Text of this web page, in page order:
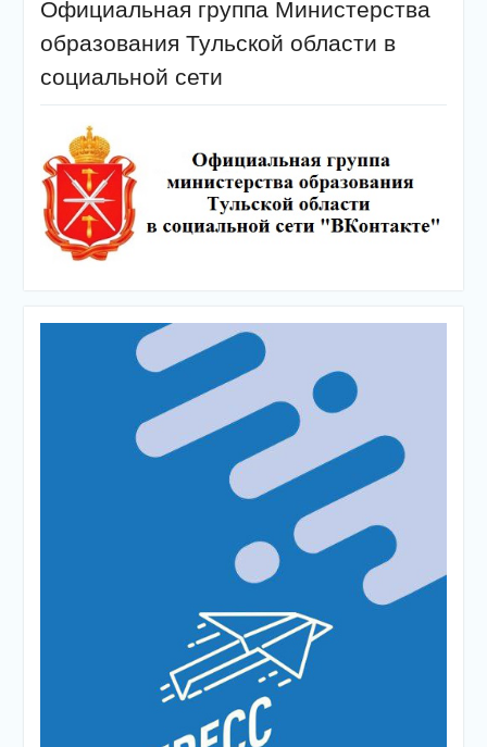
Официальная группа Министерства
образования Тульской области в
социальной сети